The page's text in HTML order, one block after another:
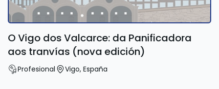
O Vigo dos Valcarce: da Panificadora
aos tranvías (nova edición)
Profesional Vigo, España